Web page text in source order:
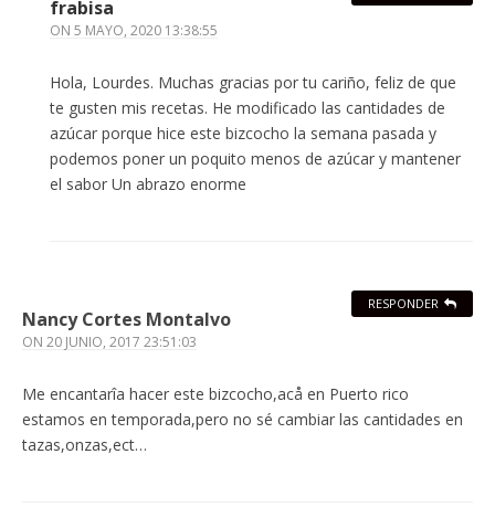
frabisa
ON 5 MAYO, 2020 13:38:55
Hola, Lourdes. Muchas gracias por tu cariño, feliz de que
te gusten mis recetas. He modificado las cantidades de
azúcar porque hice este bizcocho la semana pasada y
podemos poner un poquito menos de azúcar y mantener
el sabor Un abrazo enorme
Nancy Cortes Montalvo
ON 20 JUNIO, 2017 23:51:03
Me encantarîa hacer este bizcocho,acå en Puerto rico
estamos en temporada,pero no sé cambiar las cantidades en
tazas,onzas,ect…
RESPONDER